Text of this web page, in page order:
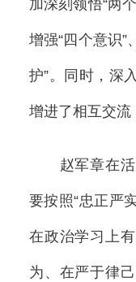
加深刻领悟“两
增强“四个意识”
护”。同时，深
增进了相互交流
赵军章在活
要按照“忠正严
在政治学习上
为、在严于律